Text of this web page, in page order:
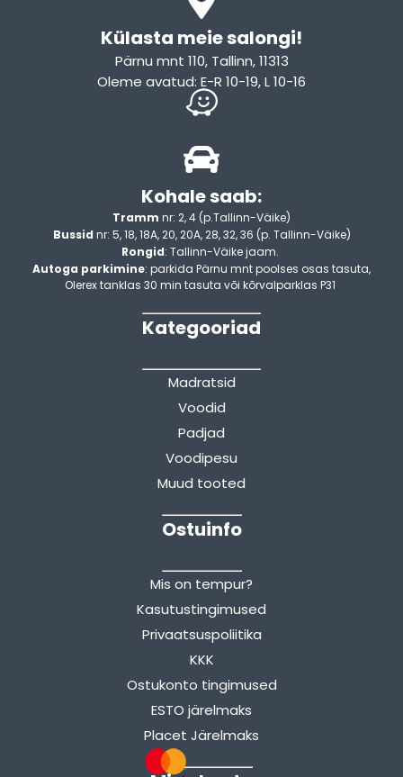
Külasta meie salongi!
Pärnu mnt 110, Tallinn, 11313
Oleme avatud: E-R 10-19, L 10-16
Kohale saab:
Tramm nr: 2, 4 (p.Tallinn-Väike)
Bussid nr: 5, 18, 18A, 20, 20A, 28, 32, 36 (p. Tallinn-Väike)
Rongid: Tallinn-Väike jaam.
Autoga parkimine: parkida Pärnu mnt poolses osas tasuta,
Olerex tanklas 30 min tasuta või kõrvalparklas P31
Kategooriad
Madratsid
Voodid
Padjad
Voodipesu
Muud tooted
Ostuinfo
Mis on tempur?
Kasutustingimused
Privaatsuspoliitika
KKK
Ostukonto tingimused
ESTO järelmaks
Placet Järelmaks